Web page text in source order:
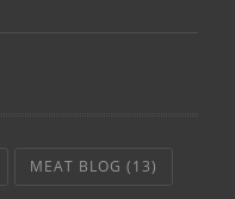
MEAT BLOG (13)